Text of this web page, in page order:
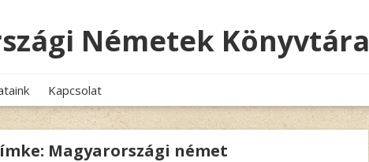
Németek Könyvtára
Kapcsolat
Magyarországi német